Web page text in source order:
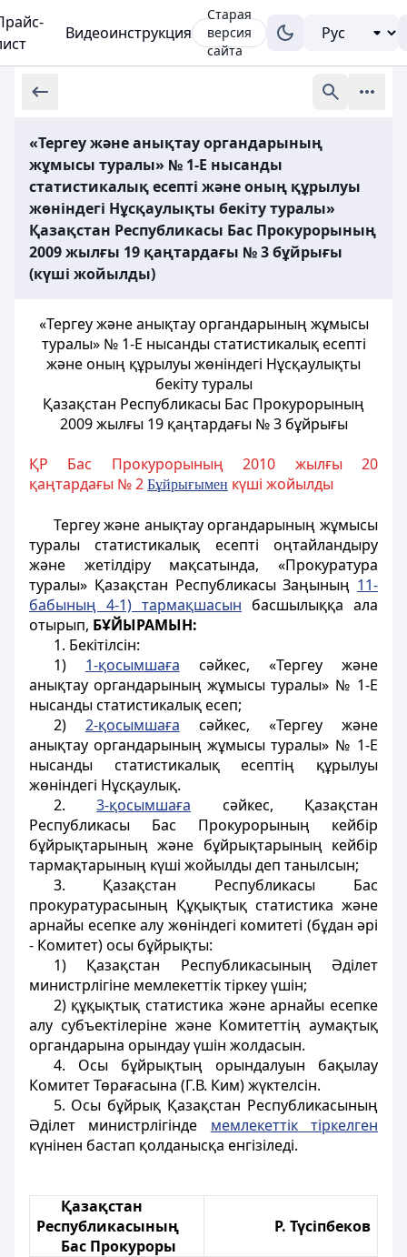
Видеоинструкция
Старая
версия
сайта
«Тергеу және анықтау органдарының
жұмысы туралы» № 1-Е нысанды
статистикалық есепті және оның құрылуы
жөніндегі Нұсқаулықты бекіту туралы»
Қазақстан Республикасы Бас Прокурорының
2009 жылғы 19 қаңтардағы № 3 бұйрығы
(күші жойылды)
«Тергеу және анықтау органдарының жұмысы
туралы» № 1-Е нысанды статистикалық есепті
және оның құрылуы жөніндегі Нұсқаулықты
бекіту туралы
Қазақстан Республикасы Бас Прокурорының
2009 жылғы 19 қаңтардағы № 3 бұйрығы
ҚР Бас Прокурорының 2010 жылғы 20
қаңтардағы № 2 Бұйрығымен күші жойылды
Тергеу және анықтау органдарының жұмысы
туралы статистикалық есепті оңтайландыру
және жетілдіру мақсатында, «Прокуратура
туралы» Қазақстан Республикасы Заңының 11-
бабының 4-1) тармақшасын басшылыққа ала
отырып, БҰЙЫРАМЫН:
1. Бекітілсін:
1) 1-қосымшаға сәйкес, «Тергеу және
анықтау органдарының жұмысы туралы» № 1-Е
нысанды статистикалық есеп;
2) 2-қосымшаға сәйкес, «Тергеу және
анықтау органдарының жұмысы туралы» № 1-Е
нысанды статистикалық есептің құрылуы
жөніндегі Нұсқаулық.
2.3-қосымшаға сәйкес, Қазақстан
Республикасы Бас Прокурорының кейбір
бұйрықтарының және бұйрықтарының кейбір
тармақтарының күші жойылды деп танылсын;
3. Қазақстан Республикасы Бас
прокуратурасының Құқықтық статистика және
арнайы есепке алу жөніндегі комитеті (бұдан әрі
- Комитет) осы бұйрықты:
1) Қазақстан Республикасының Әділет
министрлігіне мемлекеттік тіркеу үшін;
2) құқықтық статистика және арнайы есепке
алу субъектілеріне және Комитеттің аумақтық
органдарына орындау үшін жолдасын.
4. Осы бұйрықтың орындалуын бақылау
Комитет Төрағасына (Г.В. Ким) жүктелсін.
5. Осы бұйрық Қазақстан Республикасының
Әділет министрлігінде мемлекеттік тіркелген
күнінен бастап қолданысқа енгізіледі.
Қазақстан
Республикасының
Бас Прокуроры
Р. Түсіпбеков